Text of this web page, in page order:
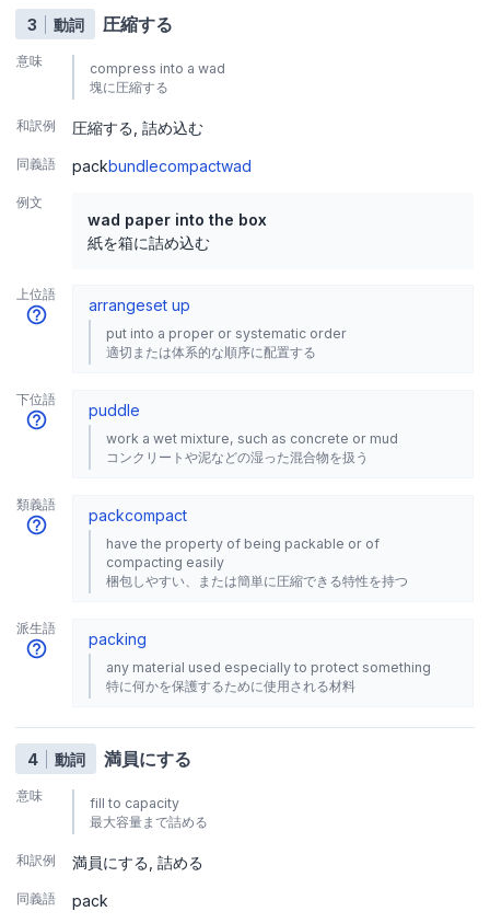
3 動詞 圧縮する
意味
compress into a wad
塊に圧縮する
和訳例 圧縮する 詰め込む
同義語 packbundlecompactwad
例文
wad paper into the box
紙を箱に詰め込む
上位語
arrangeset up
put into a proper or systematic order
適切または体系的な順序に配置する
下位語
puddle
work a wet mixture, such as concrete or mud
コンクリートや泥などの湿った混合物を扱う
類義語
packcompact
have the property of being packable or of
compacting easily
梱包しやすい、または簡単に圧縮できる特性を持つ
派生語
packing
any material used especially to protect something
特に何かを保護するために使用される材料
4 動詞 満員にする
意味
fill to capacity
最大容量まで詰める
和訳例 満員にする 詰める
同義語 pack